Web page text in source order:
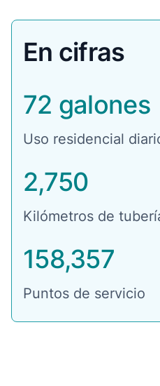
En cifras
72 galones
Uso residencial
2,750
Kilómetros de
158,357
Puntos de servicio